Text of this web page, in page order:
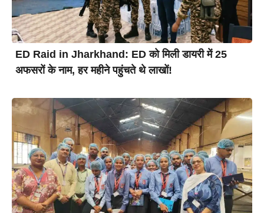
ED Raid in Jharkhand: ED को मिली डायरी में 25
अफसरों के नाम, हर महीने पहुंचते थे लाखों!